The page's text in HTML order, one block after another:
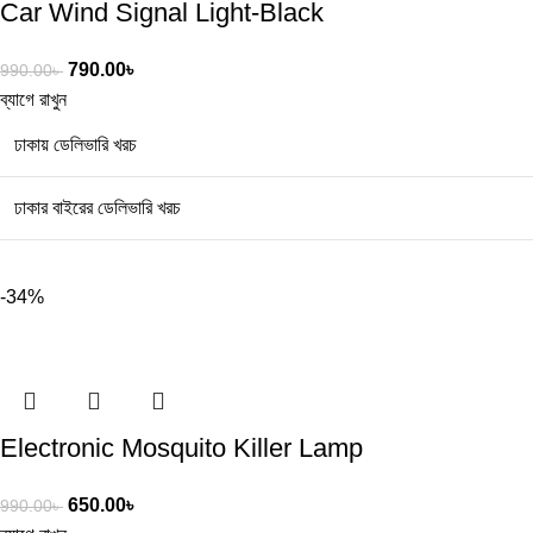
Car Wind Signal Light-Black
990.00৳ 790.00৳
ব্যাগে রাখুন
ঢাকায় ডেলিভারি খরচ
ঢাকার বাইরের ডেলিভারি খরচ
-34%
Electronic Mosquito Killer Lamp
990.00৳ 650.00৳